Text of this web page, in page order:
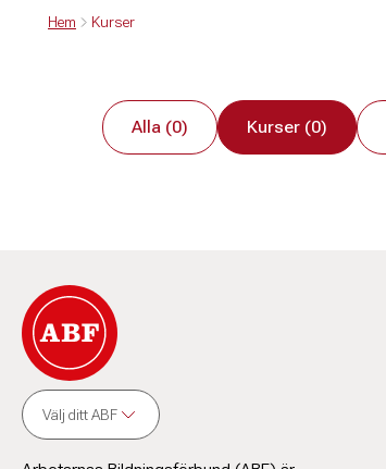
Hem Kurser
Alla (0) Kurser (0)
Välj ditt ABF